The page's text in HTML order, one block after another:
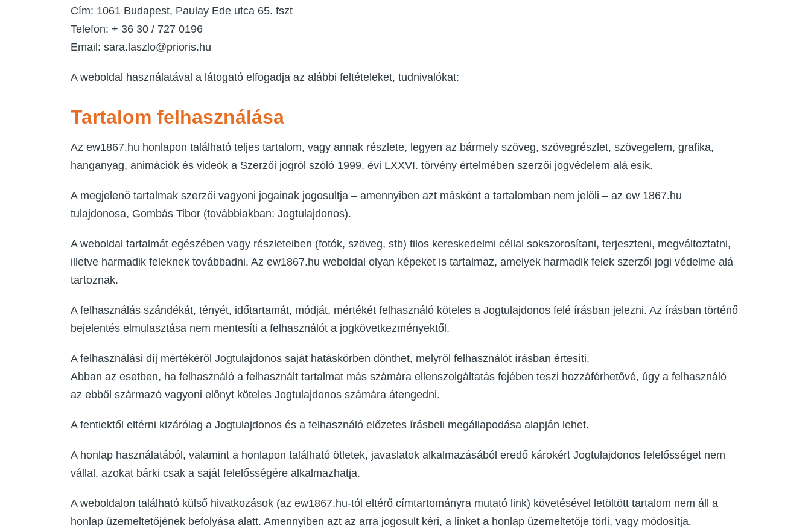
Cím: 1061 Budapest, Paulay Ede utca 65. fszt
Telefon: + 36 30 / 727 0196
Email: sara.laszlo@prioris.hu
A weboldal használatával a látogató elfogadja az alábbi feltételeket, tudnivalókat:
Tartalom felhasználása
Az ew1867.hu honlapon található teljes tartalom, vagy annak részlete, legyen az bármely szöveg, szövegrészlet, szövegelem, grafika,
hanganyag, animációk és videók a Szerzői jogról szóló 1999. évi LXXVI. törvény értelmében szerzői jogvédelem alá esik.
A megjelenő tartalmak szerzői vagyoni jogainak jogosultja – amennyiben azt másként a tartalomban nem jelöli – az ew 1867.hu
tulajdonosa, Gombás Tibor (továbbiakban: Jogtulajdonos).
A weboldal tartalmát egészében vagy részleteiben (fotók, szöveg, stb) tilos kereskedelmi céllal sokszorosítani, terjeszteni, megváltoztatni,
illetve harmadik feleknek továbbadni. Az ew1867.hu weboldal olyan képeket is tartalmaz, amelyek harmadik felek szerzői jogi védelme alá
tartoznak.
A felhasználás szándékát, tényét, időtartamát, módját, mértékét felhasználó köteles a Jogtulajdonos felé írásban jelezni. Az írásban történő
bejelentés elmulasztása nem mentesíti a felhasználót a jogkövetkezményektől.
A felhasználási díj mértékéről Jogtulajdonos saját hatáskörben dönthet, melyről felhasználót írásban értesíti.
Abban az esetben, ha felhasználó a felhasznált tartalmat más számára ellenszolgáltatás fejében teszi hozzáférhetővé, úgy a felhasználó
az ebből származó vagyoni előnyt köteles Jogtulajdonos számára átengedni.
A fentiektől eltérni kizárólag a Jogtulajdonos és a felhasználó előzetes írásbeli megállapodása alapján lehet.
A honlap használatából, valamint a honlapon található ötletek, javaslatok alkalmazásából eredő károkért Jogtulajdonos felelősséget nem
vállal, azokat bárki csak a saját felelősségére alkalmazhatja.
A weboldalon található külső hivatkozások (az ew1867.hu-tól eltérő címtartományra mutató link) követésével letöltött tartalom nem áll a
honlap üzemeltetőjének befolyása alatt. Amennyiben azt az arra jogosult kéri, a linket a honlap üzemeltetője törli, vagy módosítja.